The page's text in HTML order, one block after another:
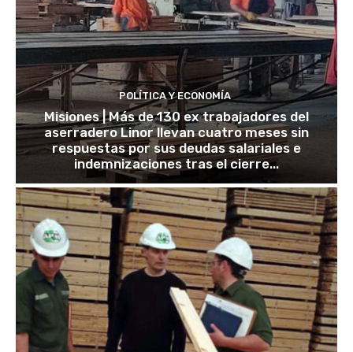
POLÍTICA Y ECONOMÍA
Misiones | Más de 130 ex trabajadores del
aserradero Linor llevan cuatro meses sin
respuestas por sus deudas salariales e
indemnizaciones tras el cierre...